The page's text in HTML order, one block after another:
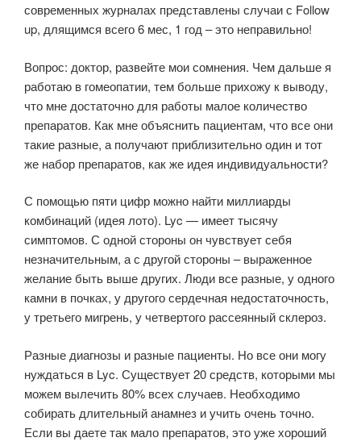
современных журналах представлены случаи с Follow
up, длящимся всего 6 мес, 1 год – это неправильно!
Вопрос: доктор, развейте мои сомнения. Чем дальше я
работаю в гомеопатии, тем больше прихожу к выводу,
что мне достаточно для работы малое количество
препаратов. Как мне объяснить пациентам, что все они
такие разные, а получают приблизительно один и тот
же набор препаратов, как же идея индивидуальности?
С помощью пяти цифр можно найти миллиарды
комбинаций (идея лото). Lyc — имеет тысячу
симптомов. С одной стороны он чувствует себя
незначительным, а с другой стороны – выраженное
желание быть выше других. Люди все разные, у одного
камни в почках, у другого сердечная недостаточность,
у третьего мигрень, у четвертого рассеянный склероз.
Разные диагнозы и разные пациенты. Но все они могу
нуждаться в Lyc. Существует 20 средств, которыми мы
можем вылечить 80% всех случаев. Необходимо
собирать длительный анамнез и учить очень точно.
Если вы даете так мало препаратов, это уже хороший